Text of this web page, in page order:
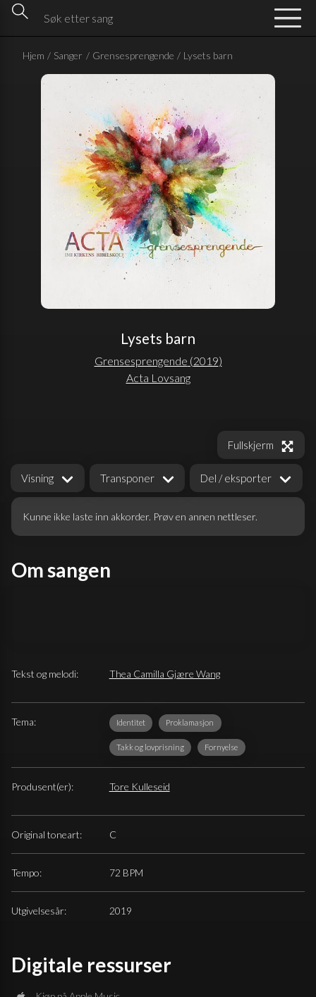
Hjem / Sanger / Grensesprengende / Lysets barn
Lysets barn
Grensesprengende (2019)
Acta Lovsang
Visning Transponer Del / eksporter
Fullskjerm
Kunne ikke laste inn akkorder. Prøv en annen nettleser.
Om sangen
Tekst og melodi: Thea Camilla Gjære Wang
Tema: Identitet Proklamasjon
Takk og lovprisning Fornyelse
Produsent(er): Tore Kulleseid
Original toneart: C
Tempo: 72 BPM
Utgivelsesår: 2019
Digitale ressurser